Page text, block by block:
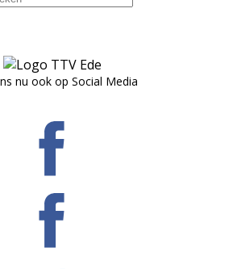
nu ook op Social Media